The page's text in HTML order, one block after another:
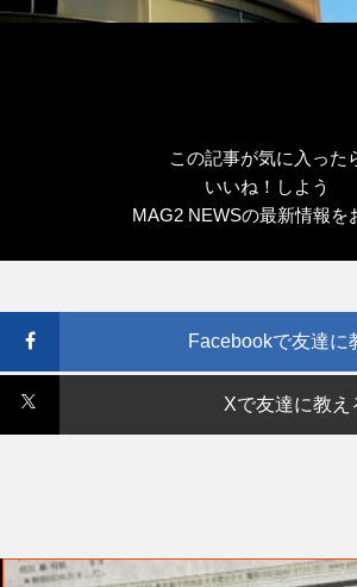
この記事が気に入った
いいね！しよう
MAG2 NEWSの最新情報を
Facebookで友達に
Xで友達に教え